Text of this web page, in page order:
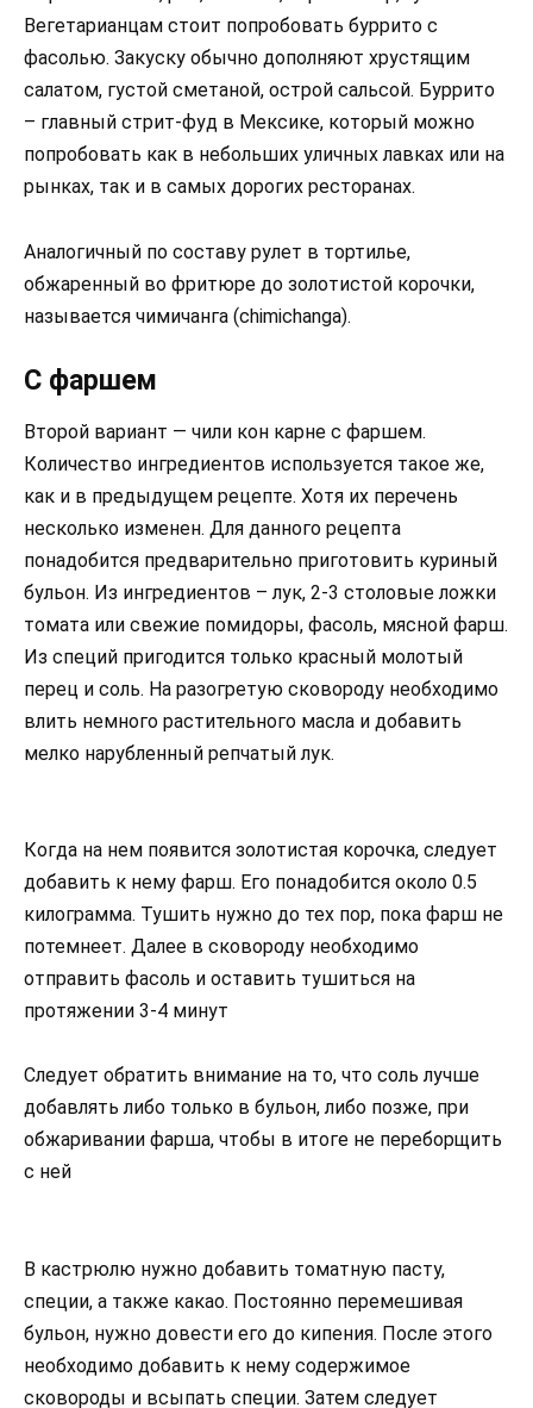
Вегетарианцам стоит попробовать буррито с
фасолью. Закуску обычно дополняют хрустящим
салатом, густой сметаной, острой сальсой. Буррито
– главный стрит-фуд в Мексике, который можно
попробовать как в небольших уличных лавках или на
рынках, так и в самых дорогих ресторанах.
Аналогичный по составу рулет в тортилье,
обжаренный во фритюре до золотистой корочки,
называется чимичанга (chimichanga).
С фаршем
Второй вариант — чили кон карне с фаршем.
Количество ингредиентов используется такое же,
как и в предыдущем рецепте. Хотя их перечень
несколько изменен. Для данного рецепта
понадобится предварительно приготовить куриный
бульон. Из ингредиентов – лук, 2-3 столовые ложки
томата или свежие помидоры, фасоль, мясной фарш.
Из специй пригодится только красный молотый
перец и соль. На разогретую сковороду необходимо
влить немного растительного масла и добавить
мелко нарубленный репчатый лук.
Когда на нем появится золотистая корочка, следует
добавить к нему фарш. Его понадобится около 0.5
килограмма. Тушить нужно до тех пор, пока фарш не
потемнеет. Далее в сковороду необходимо
отправить фасоль и оставить тушиться на
протяжении 3-4 минут
Следует обратить внимание на то, что соль лучше
добавлять либо только в бульон, либо позже, при
обжаривании фарша, чтобы в итоге не переборщить
с ней
В кастрюлю нужно добавить томатную пасту,
специи, а также какао. Постоянно перемешивая
бульон, нужно довести его до кипения. После этого
необходимо добавить к нему содержимое
сковороды и всыпать специи. Затем следует